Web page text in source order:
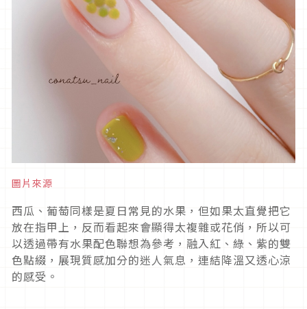
圖片來源
西瓜、葡萄同樣是夏日常見的水果，但如果太直覺把它
放在指甲上，反而看起來會顯得太複雜或花俏，所以可
以透過帶有水果配色聯想為參考，融入紅、綠、紫的雙
色點綴，展現質感加分的迷人氣息，連結降溫又透心涼
的感受。